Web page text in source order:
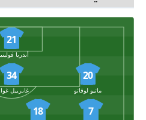
21
20
ماتيو لوفاتو
34
7
18